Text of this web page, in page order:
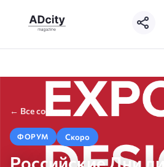
← Все события
ФОРУМ Скоро
Российские Дни